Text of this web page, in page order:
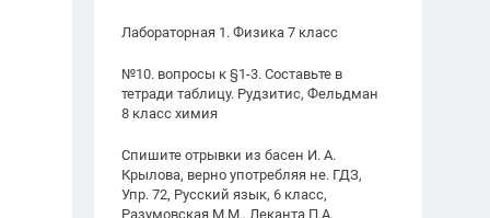
Лабораторная 1. Физика 7 класс
№10. вопросы к §1-3. Составьте в
тетради таблицу. Рудзитис, Фельдман
8 класс химия
Спишите отрывки из басен И. А.
Крылова, верно употребляя не. ГДЗ,
Упр. 72, Русский язык, 6 класс,
Разумовская М.М., Леканта П.А.